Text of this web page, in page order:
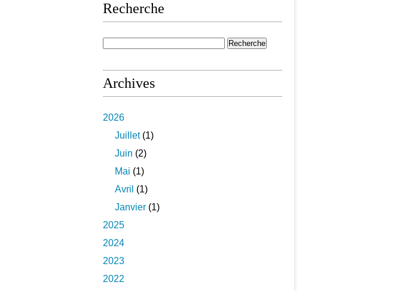
Recherche
Archives
2026
Juillet(1)
Juin (2)
Mai (1)
Avril (1)
Janvier (1)
2025
2024
2023
2022